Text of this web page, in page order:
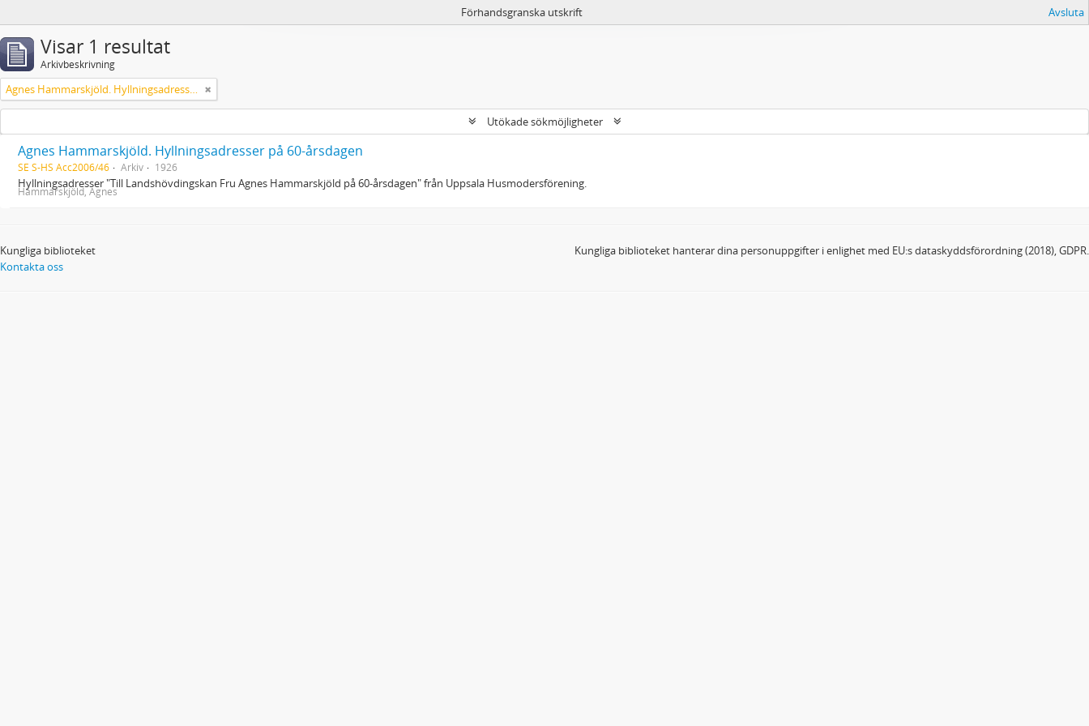
Förhandsgranska utskrift Avsluta
Visar 1 resultat
Arkivbeskrivning
Agnes Hammarskjöld. Hyllningsadresser på 60-årsdagen
Utökade sökmöjligheter
Agnes Hammarskjöld. Hyllningsadresser på 60-årsdagen
SE S-HS Acc2006/46 Arkiv 1926
Hyllningsadresser "Till Landshövdingskan Fru Agnes Hammarskjöld på 60-årsdagen" från Uppsala Husmodersförening.
Hammarskjöld, Agnes
Kungliga biblioteket
Kontakta oss
Kungliga biblioteket hanterar dina personuppgifter i enlighet med EU:s dataskyddsförordning (2018), GDPR.